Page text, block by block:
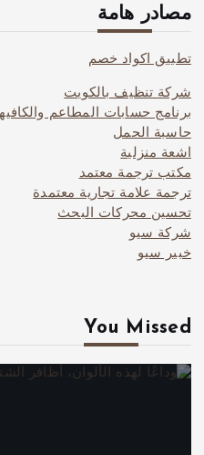
مصادر هامة
تطبيق اكواد خصم
شركة تنظيف بالكويت
برنامج حسابات المطاعم
حاسبة الحمل
اشعة منزلية
مكتب ترجمة معتمد
ترجمة علامة تجارية معتمدة
تحسين محركات البحث
شركة سيو
خبير سيو
You Missed